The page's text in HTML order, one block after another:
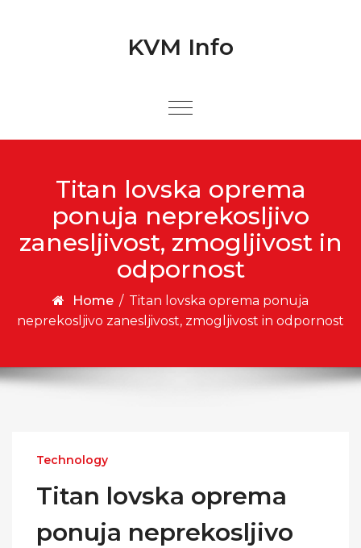
KVM Info
Titan lovska oprema
ponuja neprekosljivo
zanesljivost, zmogljivost in
odpornost
Home / Titan lovska oprema ponuja
neprekosljivo zanesljivost, zmogljivost in odpornost
Technology
Titan lovska oprema
ponuja neprekosljivo